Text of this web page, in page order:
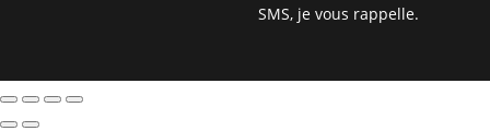
SMS, je vous rappelle.